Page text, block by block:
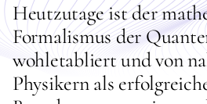
Heutzutage ist der
Formalismus der
wohletabliert und von
Physikern als